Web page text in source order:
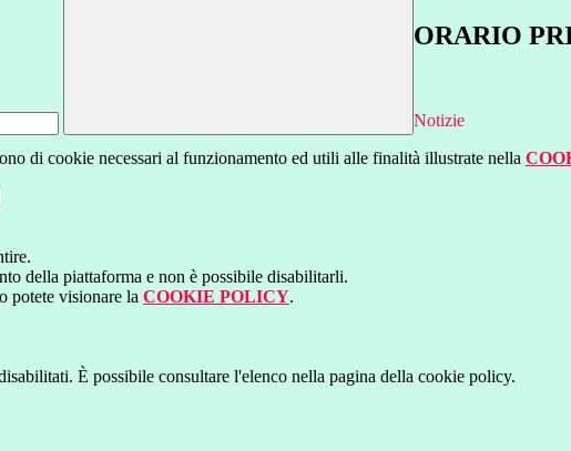
ORARIO
Notizie
di cookie necessari al funzionamento ed utili alle finalità illustrate nella
della piattaforma e non è possibile disabilitarli.
potete visionare la COOKIE POLICY.
È possibile consultare l'elenco nella pagina della cookie policy.